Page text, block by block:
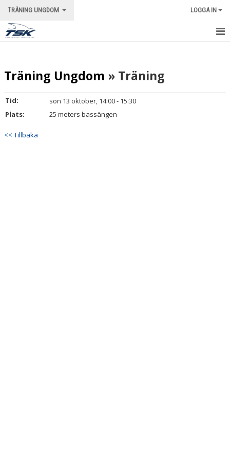
TRÄNING UNGDOM LOGGA IN
NYHETER
KALENDER
BILDGALLERI
KONTAKT
Träning Ungdom » Träning
Tid:
sön 13 oktober, 14:00 - 15:30
Plats:
25 meters bassängen
<< Tillbaka